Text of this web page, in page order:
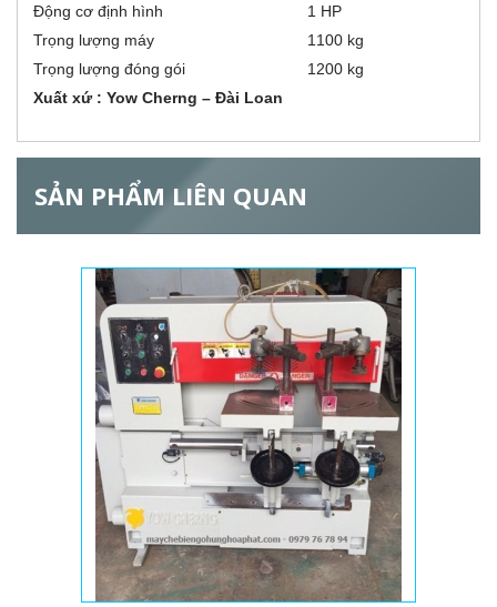
a
G
Động cơ định hình
1 HP
Trọng lượng máy
1100 kg
Trọng lượng đóng gói
1200 kg
Xuất xứ : Yow Cherng – Đài Loan
SẢN PHẨM LIÊN QUAN